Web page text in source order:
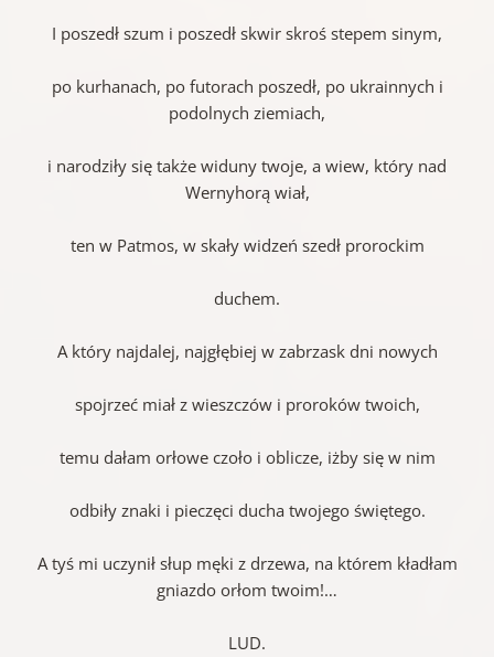
I poszedł szum i poszedł skwir skroś stepem sinym,
po kurhanach, po futorach poszedł, po ukrainnych i
podolnych ziemiach,
i narodziły się także widuny twoje, a wiew, który nad
Wernyhorą wiał,
ten w Patmos, w skały widzeń szedł prorockim
duchem.
A który najdalej, najgłębiej w zabrzask dni nowych
spojrzeć miał z wieszczów i proroków twoich,
temu dałam orłowe czoło i oblicze, iżby się w nim
odbiły znaki i pieczęci ducha twojego świętego.
A tyś mi uczynił słup męki z drzewa, na którem kładłam
gniazdo orłom twoim!…
LUD.